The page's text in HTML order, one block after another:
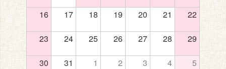
16 17 18 19 20 21 22
23 24 25 26 27 28 29
30 31 1 2 3 4 5